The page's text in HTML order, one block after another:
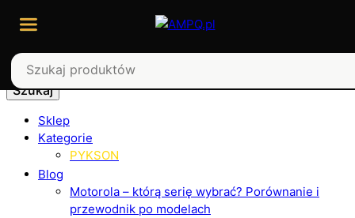
Szukaj
Sklep
Kategorie
PYKSON
Blog
Motorola – którą serię wybrać? Porównanie i
przewodnik po modelach